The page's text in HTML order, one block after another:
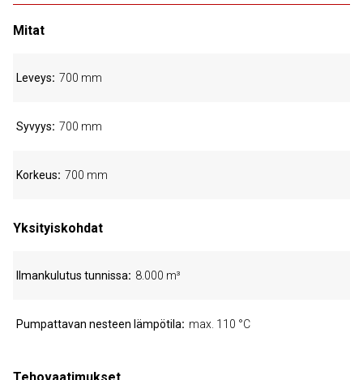
Mitat
Leveys 700 mm
Syvyys 700 mm
Korkeus 700 mm
Yksityiskohdat
Ilmankulutus tunnissa 8.000 m³
Pumpattavan nesteen lämpötila max. 110 °C